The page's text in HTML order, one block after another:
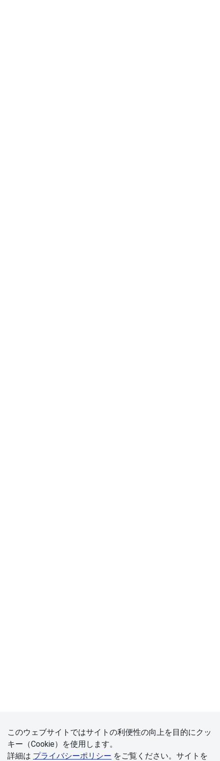
このウェブサイトではサイトの利便性の向上を⽬的にクッ
キー（Cookie）を使⽤します。
詳細は プライバシーポリシー をご覧ください。サイトを